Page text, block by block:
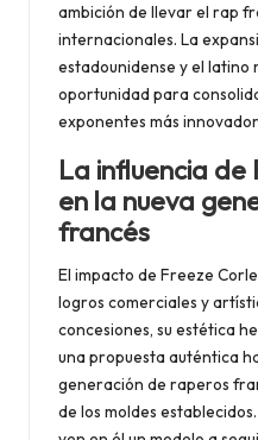
ambición de llevar el rap
internacionales. La
estadounidense y el latino
oportunidad para
exponentes más
La influencia de
en la nueva
francés
El impacto de Freeze
logros comerciales y
concesiones, su estética
una propuesta auténtica
generación de raperos
de los moldes